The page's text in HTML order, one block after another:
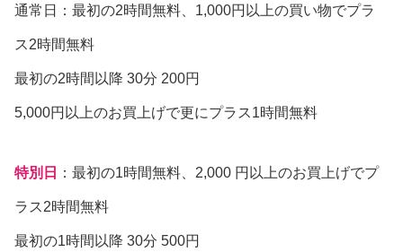
通常日：最初の2時間無料、1,000円以上の買い物でプラ
ス2時間無料
最初の2時間以降 30分 200円
5,000円以上のお買上げで更にプラス1時間無料
特別日 ：最初の1時間無料、2,000 円以上のお買上げでプ
ラス2時間無料
最初の1時間以降 30分 500円